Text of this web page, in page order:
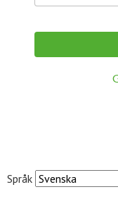
Språk